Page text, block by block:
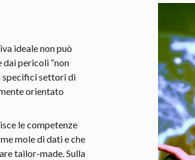
ideale non può
pericoli “non
specifici settori di
orientato
le competenze
mole di dati e che
tailor-made. Sulla